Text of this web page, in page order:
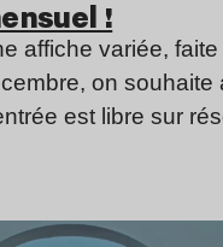
!
affiche variée,
on souhaite
est libre sur
l’article